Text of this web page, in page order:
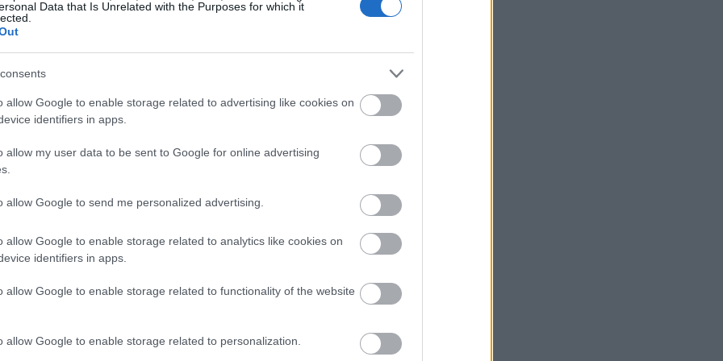
Data that Is Unrelated with the Purposes for which it
allow Google to enable storage related to advertising like cookies on
identifiers in apps.
allow my user data to be sent to Google for online advertising
allow Google to send me personalized advertising.
allow Google to enable storage related to analytics like cookies on
identifiers in apps.
allow Google to enable storage related to functionality of the website
allow Google to enable storage related to personalization.
θεωρούμε αυτονόητο το κεκτημένο
σταθερότητας, καθώς σε
επιστροφής της χώρας στην
θα είναι υπαρκτός. Παράλληλα,
σταθερότητα, τονίζοντας ότι σήμερα η
ρυθμούς ανάπτυξης σε σχέση
υπό διαπραγμάτευση σε τιμές
οικονομιών.
Αστέρια Michelin στο σπίτι - «Χρυσοί»
μισθοί έως 260.000 ευρώ ετησίως για
μέτωπο η πυρκαγιά στο Καρύδι
Σητείας
Τα νέα θωρηκτά που θα φέρουν το
δολάρια
γραμμής
Coca-Cola HBC: Γιατί το 2026
αποδεικνύεται έτος ορόσημο - Η
Πετρελαιοφόρο δεξαμενόπλοιο
Ορμούζ